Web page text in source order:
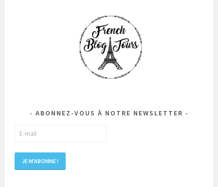
ABONNEZ-VOUS À NOTRE NEWSLETTER